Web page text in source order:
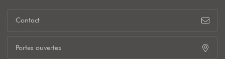
Contact
Portes ouvertes